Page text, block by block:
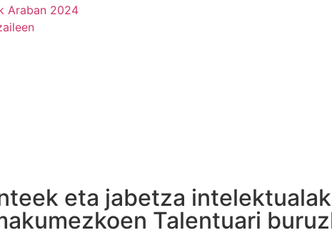
Araban 2024
eta jabetza
Talentuari